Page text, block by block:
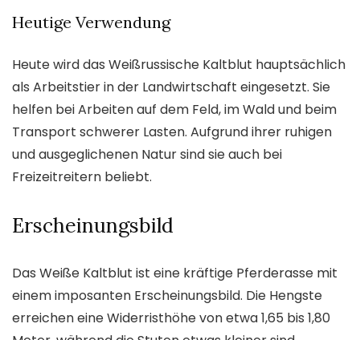
Heutige Verwendung
Heute wird das Weißrussische Kaltblut hauptsächlich
als Arbeitstier in der Landwirtschaft eingesetzt. Sie
helfen bei Arbeiten auf dem Feld, im Wald und beim
Transport schwerer Lasten. Aufgrund ihrer ruhigen
und ausgeglichenen Natur sind sie auch bei
Freizeitreitern beliebt.
Erscheinungsbild
Das Weiße Kaltblut ist eine kräftige Pferderasse mit
einem imposanten Erscheinungsbild. Die Hengste
erreichen eine Widerristhöhe von etwa 1,65 bis 1,80